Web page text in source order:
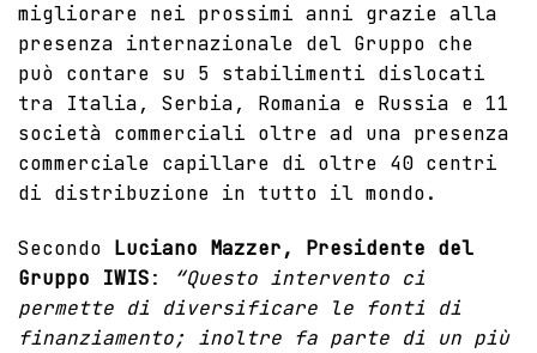
migliorare nei prossimi anni grazie alla
presenza internazionale del Gruppo che
può contare su 5 stabilimenti dislocati
tra Italia, Serbia, Romania e Russia e 11
società commerciali oltre ad una presenza
commerciale capillare di oltre 40 centri
di distribuzione in tutto il mondo.
Secondo Luciano Mazzer, Presidente del
Gruppo IWIS:
“Questo intervento ci
permette di diversificare le fonti di
finanziamento; inoltre fa parte di un più